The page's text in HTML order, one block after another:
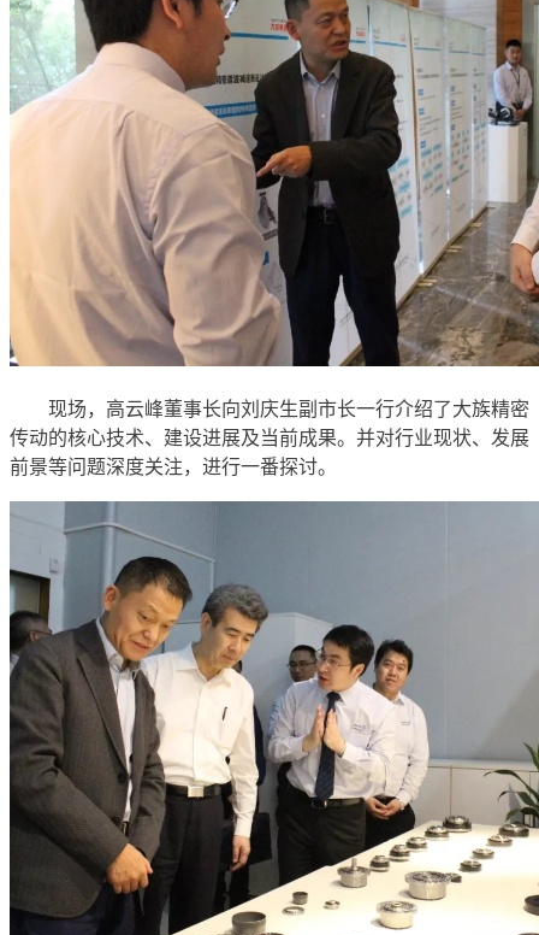
现场，高云峰董事长向刘庆生副市长一行介绍了大族精密
传动的核心技术、建设进展及当前成果。并对行业现状、发展
前景等问题深度关注，进行一番探讨。